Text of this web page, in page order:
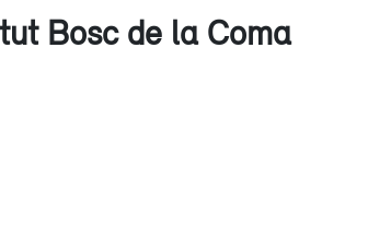
Bosc de la Coma